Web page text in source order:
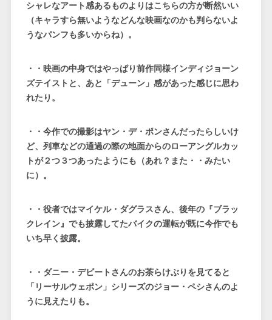
シャレなアート感あるものよりはこちらの方が断然いい
（キャラすら無いようなどんな映画なのかも判らないよ
うなパンフも多いからね）。
・・映画の中身ではやっぱり前作同様インディジョーン
ズテイストと、あと「デューン」感があった感じに思わ
れたり。
・・今作での撮影はヤン・デ・ポンさんだったらしいけ
ど、列車などの通過の際の地面からのローアングルカッ
トが２つ３つあったようにも（あれ？また・・みたい
に）。
・・役者ではマイケル・ダグラスさん、後年の『ブラッ
クレイン』でも披露してたバイクの運転が既に今作でも
いち早く披露。
・・ダニー・デビートさんのお茶らけぶりを見てると
「リーサルウェポン」シリーズのジョー・ペシさんのよ
うに見えたりも。